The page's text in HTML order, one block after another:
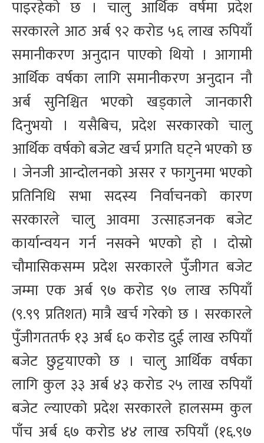
पाइरहेको छ । चालु आर्थिक वर्षमा प्रदेश
सरकारले आठ अर्ब ९२ करोड ५६ लाख रुपियाँ
समानीकरण अनुदान पाएको थियो । आगामी
आर्थिक वर्षका लागि समानीकरण अनुदान नौ
अर्ब सुनिश्चित भएको खड्काले जानकारी
दिनुभयो । यसैबिच, प्रदेश सरकारको चालु
आर्थिक वर्षको बजेट खर्च प्रगति घट्ने भएको छ
। जेनजी आन्दोलनको असर र फागुनमा भएको
प्रतिनिधि सभा सदस्य निर्वाचनको कारण
सरकारले चालु आवमा उत्साहजनक बजेट
कार्यान्वयन गर्न नसक्ने भएको हो । दोस्रो
चौमासिकसम्म प्रदेश सरकारले पुँजीगत बजेट
जम्मा एक अर्ब ९७ करोड ९७ लाख रुपियाँ
(९.९९ प्रतिशत) मात्रै खर्च गरेको छ । सरकारले
पुँजीगततर्फ १३ अर्ब ६० करोड दुई लाख रुपियाँ
बजेट छुट्टयाएको छ । चालु आर्थिक वर्षका
लागि कुल ३३ अर्ब ४३ करोड २५ लाख रुपियाँ
बजेट ल्याएको प्रदेश सरकारले हालसम्म कुल
पाँच अर्ब ६७ करोड ४४ लाख रुपियाँ (१६.९७